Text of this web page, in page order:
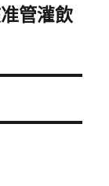
管灌飲